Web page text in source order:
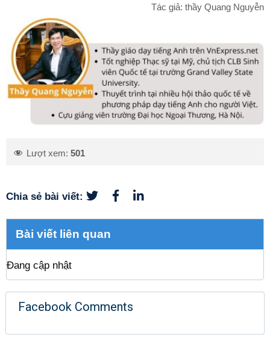
Tác giả: thầy Quang Nguyễn
Lượt xem: 501
Chia sẻ bài viết:
Bài viết liên quan
Đang cập nhật
Facebook Comments